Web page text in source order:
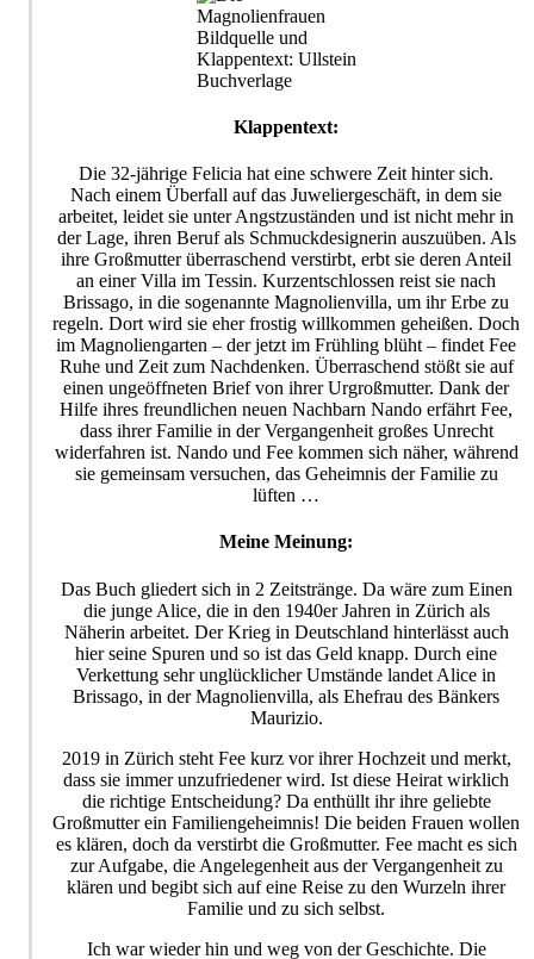
Bildquelle und
Klappentext: Ullstein
Buchverlage
Klappentext:
Die 32-jährige Felicia hat eine schwere Zeit hinter sich.
Nach einem Überfall auf das Juweliergeschäft, in dem sie
arbeitet, leidet sie unter Angstzuständen und ist nicht mehr in
der Lage, ihren Beruf als Schmuckdesignerin auszuüben. Als
ihre Großmutter überraschend verstirbt, erbt sie deren Anteil
an einer Villa im Tessin. Kurzentschlossen reist sie nach
Brissago, in die sogenannte Magnolienvilla, um ihr Erbe zu
regeln. Dort wird sie eher frostig willkommen geheißen. Doch
im Magnoliengarten – der jetzt im Frühling blüht – findet Fee
Ruhe und Zeit zum Nachdenken. Überraschend stößt sie auf
einen ungeöffneten Brief von ihrer Urgroßmutter. Dank der
Hilfe ihres freundlichen neuen Nachbarn Nando erfährt Fee,
dass ihrer Familie in der Vergangenheit großes Unrecht
widerfahren ist. Nando und Fee kommen sich näher, während
sie gemeinsam versuchen, das Geheimnis der Familie zu
lüften …
Meine Meinung:
Das Buch gliedert sich in 2 Zeitstränge. Da wäre zum Einen
die junge Alice, die in den 1940er Jahren in Zürich als
Näherin arbeitet. Der Krieg in Deutschland hinterlässt auch
hier seine Spuren und so ist das Geld knapp. Durch eine
Verkettung sehr unglücklicher Umstände landet Alice in
Brissago, in der Magnolienvilla, als Ehefrau des Bänkers
Maurizio.
2019 in Zürich steht Fee kurz vor ihrer Hochzeit und merkt,
dass sie immer unzufriedener wird. Ist diese Heirat wirklich
die richtige Entscheidung? Da enthüllt ihr ihre geliebte
Großmutter ein Familiengeheimnis! Die beiden Frauen wollen
es klären, doch da verstirbt die Großmutter. Fee macht es sich
zur Aufgabe, die Angelegenheit aus der Vergangenheit zu
klären und begibt sich auf eine Reise zu den Wurzeln ihrer
Familie und zu sich selbst.
Ich war wieder hin und weg von der Geschichte. Die